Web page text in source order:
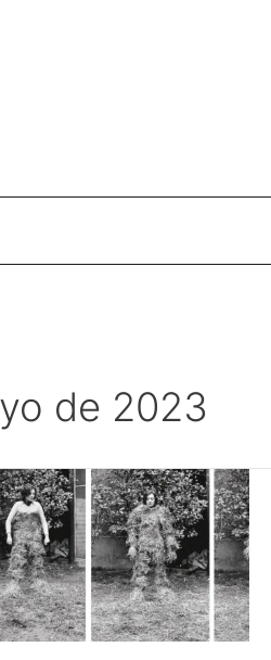
de 2023